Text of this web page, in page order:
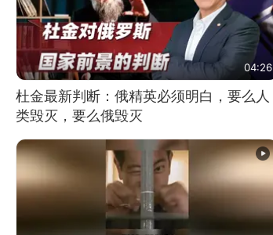
04:26
杜金最新判断：俄精英必须明白，要么人
类毁灭，要么俄毁灭